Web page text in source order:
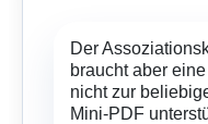
Der
braucht aber
nicht zur
Mini-PDF